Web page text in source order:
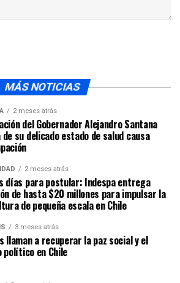
MÁS NOTICIAS
2 meses atrás
del Gobernador Alejandro Santana
su delicado estado de salud causa
2 meses atrás
días para postular: Indespa entrega
de hasta $20 millones para impulsar la
de pequeña escala en Chile
3 meses atrás
llaman a recuperar la paz social y el
político en Chile